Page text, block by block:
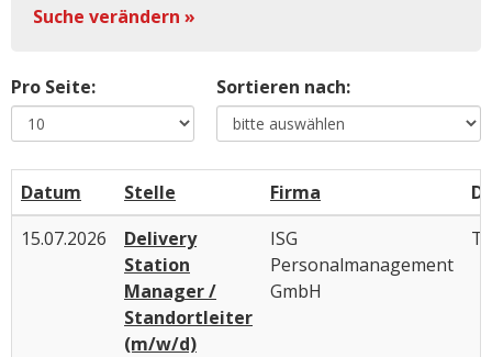
Suche verändern »
Pro Seite: Sortieren nach:
Datum Stelle Firma
15.07.2026
Delivery
Station
Manager /
Standortleiter
(m/w/d)
ISG
Personalmanagement
GmbH